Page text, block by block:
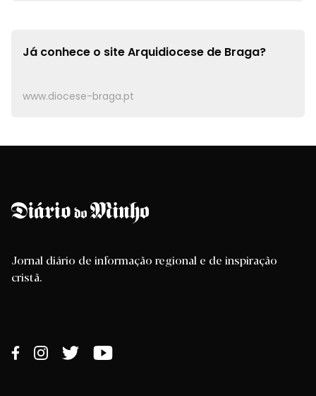
Já conhece o siteArquidiocese de Braga?
www.diocese-braga.pt
Jornal diário de informação regional e de inspiração
cristã.